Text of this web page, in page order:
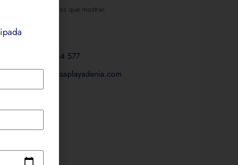
No hay comentarios que mostrar.
Contacta
+34 682 184 577
reservas@casaplayadenia.com